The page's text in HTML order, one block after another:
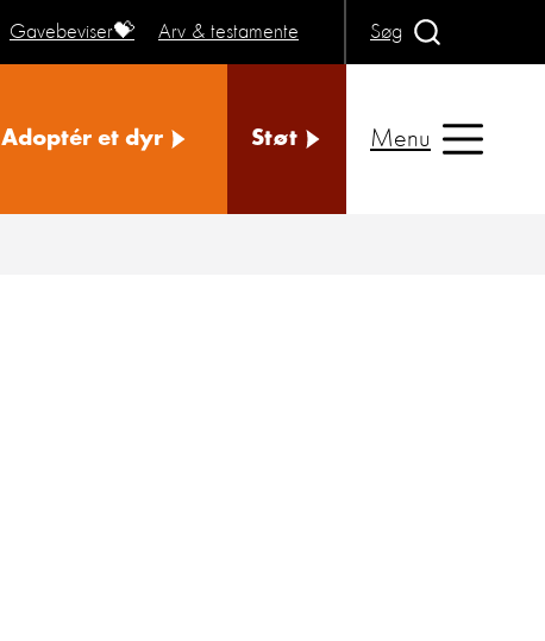
Gavebeviser💝 Arv & testamente Søg
Adoptér et dyr Støt Menu